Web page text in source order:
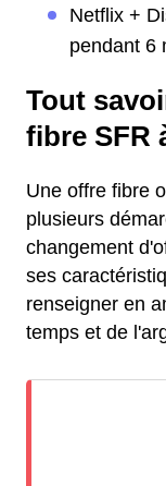
Netflix +
pendant 6
Tout
fibre SFR
Une offre fibre
plusieurs
changement
ses
renseigner en
temps et de